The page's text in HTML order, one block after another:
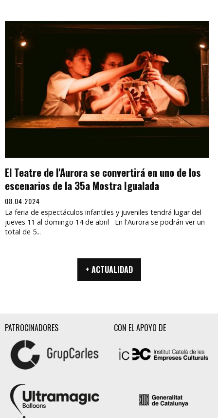
El Teatre de l'Aurora se convertirá en uno de los
escenarios de la 35a Mostra Igualada
08.04.2024
La feria de espectáculos infantiles y juveniles tendrá lugar del
jueves 11 al domingo 14 de abril En l'Aurora se podrán ver un
total de 5...
+ ACTUALIDAD
PATROCINADORES CON EL APOYO DE